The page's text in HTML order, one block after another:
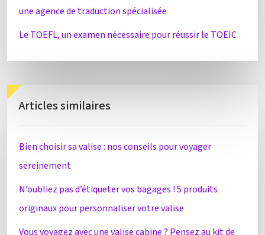
une agence de traduction spécialisée
Le TOEFL, un examen nécessaire pour réussir le TOEIC
Articles similaires
Bien choisir sa valise : nos conseils pour voyager
sereinement
N’oubliez pas d’étiqueter vos bagages ! 5 produits
originaux pour personnaliser votre valise
Vous voyagez avec une valise cabine ? Pensez au kit de